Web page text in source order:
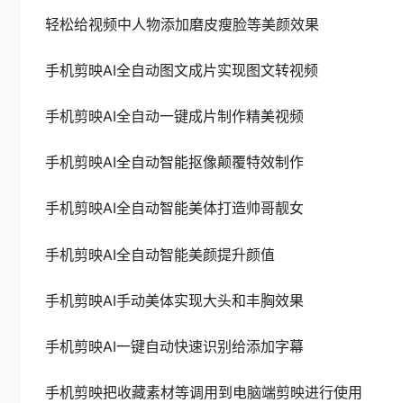
轻松给视频中人物添加磨皮瘦脸等美颜效果
手机剪映AI全自动图文成片实现图文转视频
手机剪映AI全自动一键成片制作精美视频
手机剪映AI全自动智能抠像颠覆特效制作
手机剪映AI全自动智能美体打造帅哥靓女
手机剪映AI全自动智能美颜提升颜值
手机剪映AI手动美体实现大头和丰胸效果
手机剪映AI一键自动快速识别给添加字幕
手机剪映把收藏素材等调用到电脑端剪映进行使用